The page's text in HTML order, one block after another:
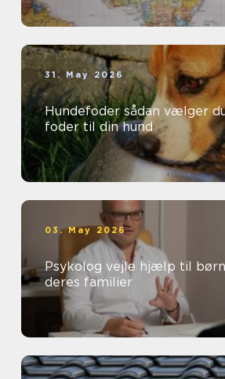
31. May 2026
Hundefoder sådan vælger du det rigtige
foder til din hund
03. May 2026
Psykolog vejle hjælp til børn, unge og
deres familier